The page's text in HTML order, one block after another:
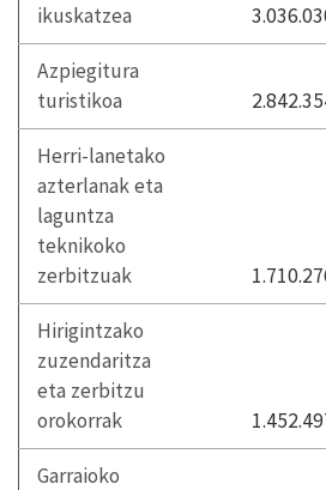
ikuskatzea
Azpiegitura
turistikoa
Herri-lanetako
azterlanak eta
laguntza
teknikoko
zerbitzuak
Hirigintzako
zuzendaritza
eta zerbitzu
orokorrak
Garraioko